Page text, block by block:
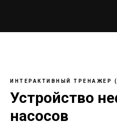
ИНТЕРАКТИВНЫЙ ТРЕНАЖЕР
Устройство
насосов